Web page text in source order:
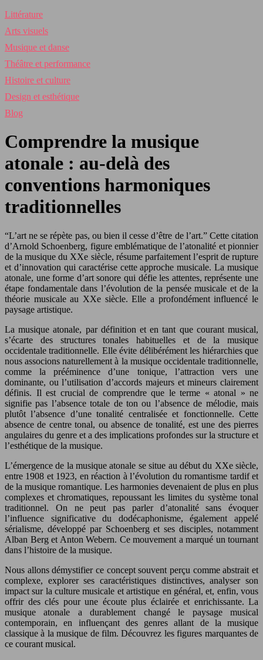
Littérature
Arts visuels
Musique et danse
Théâtre et performance
Histoire et culture
Design et esthétique
Blog
Comprendre la musique
atonale : au-delà des
conventions harmoniques
traditionnelles
“L’art ne se répète pas, ou bien il cesse d’être de l’art.” Cette citation
d’Arnold Schoenberg, figure emblématique de l’atonalité et pionnier
de la musique du XXe siècle, résume parfaitement l’esprit de rupture
et d’innovation qui caractérise cette approche musicale. La musique
atonale, une forme d’art sonore qui défie les attentes, représente une
étape fondamentale dans l’évolution de la pensée musicale et de la
théorie musicale au XXe siècle. Elle a profondément influencé le
paysage artistique.
La musique atonale, par définition et en tant que courant musical,
s’écarte des structures tonales habituelles et de la musique
occidentale traditionnelle. Elle évite délibérément les hiérarchies que
nous associons naturellement à la musique occidentale traditionnelle,
comme la prééminence d’une tonique, l’attraction vers une
dominante, ou l’utilisation d’accords majeurs et mineurs clairement
définis. Il est crucial de comprendre que le terme « atonal » ne
signifie pas l’absence totale de ton ou l’absence de mélodie, mais
plutôt l’absence d’une tonalité centralisée et fonctionnelle. Cette
absence de centre tonal, ou absence de tonalité, est une des pierres
angulaires du genre et a des implications profondes sur la structure et
l’esthétique de la musique.
L’émergence de la musique atonale se situe au début du XXe siècle,
entre 1908 et 1923, en réaction à l’évolution du romantisme tardif et
de la musique romantique. Les harmonies devenaient de plus en plus
complexes et chromatiques, repoussant les limites du système tonal
traditionnel. On ne peut pas parler d’atonalité sans évoquer
l’influence significative du dodécaphonisme, également appelé
sérialisme, développé par Schoenberg et ses disciples, notamment
Alban Berg et Anton Webern. Ce mouvement a marqué un tournant
dans l’histoire de la musique.
Nous allons démystifier ce concept souvent perçu comme abstrait et
complexe, explorer ses caractéristiques distinctives, analyser son
impact sur la culture musicale et artistique en général, et, enfin, vous
offrir des clés pour une écoute plus éclairée et enrichissante. La
musique atonale a durablement changé le paysage musical
contemporain, en influençant des genres allant de la musique
classique à la musique de film. Découvrez les figures marquantes de
ce courant musical.